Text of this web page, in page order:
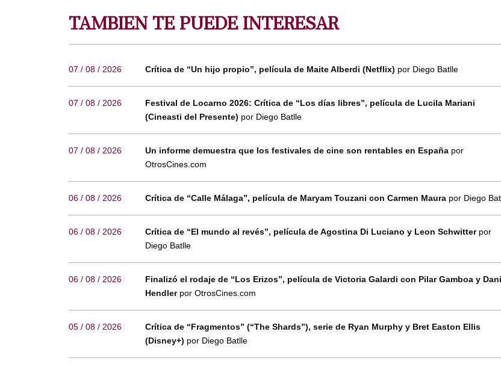
TAMBIEN TE PUEDE INTERESAR
07 / 08 / 2026 Crítica de “Un hijo propio”, película de Maite Alberdi (Netflix) por Diego Batlle
07 / 08 / 2026
Festival de Locarno 2026: Crítica de “Los días libres”, película de Lucila Mariani
(Cineasti del Presente) por Diego Batlle
07 / 08 / 2026 Un informe demuestra que los festivales de cine son rentables en España por
OtrosCines.com
06 / 08 / 2026 Crítica de “Calle Málaga”, película de Maryam Touzani con Carmen Maura por Diego
06 / 08 / 2026 Crítica de “El mundo al revés”, película de Agostina Di Luciano y Leon Schwitter por
Diego Batlle
06 / 08 / 2026
Finalizó el rodaje de “Los Erizos”, película de Victoria Galardi con Pilar Gamboa y
Hendler por OtrosCines.com
05 / 08 / 2026
Crítica de “Fragmentos” (“The Shards”), serie de Ryan Murphy y Bret Easton Ellis
(Disney+) por Diego Batlle